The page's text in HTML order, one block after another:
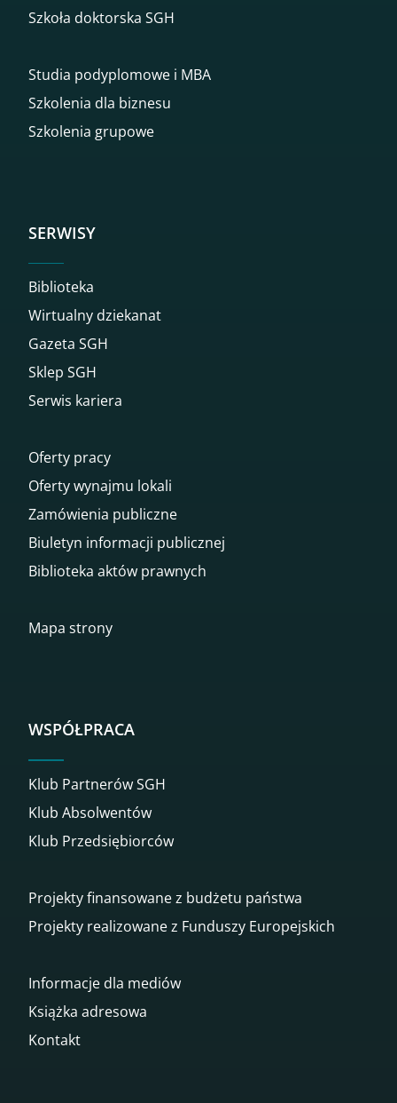
Szkoła doktorska SGH
Studia podyplomowe i MBA
Szkolenia dla biznesu
Szkolenia grupowe
SERWISY
Biblioteka
Wirtualny dziekanat
Gazeta SGH
Sklep SGH
Serwis kariera
Oferty pracy
Oferty wynajmu lokali
Zamówienia publiczne
Biuletyn informacji publicznej
Biblioteka aktów prawnych
Mapa strony
WSPÓŁPRACA
Klub Partnerów SGH
Klub Absolwentów
Klub Przedsiębiorców
Projekty finansowane z budżetu państwa
Projekty realizowane z Funduszy Europejskich
Informacje dla mediów
Książka adresowa
Kontakt